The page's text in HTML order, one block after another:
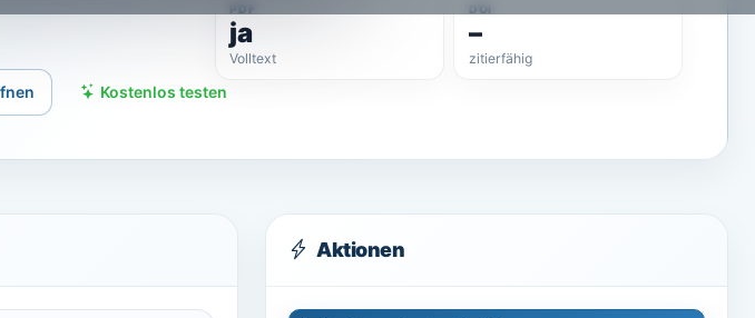
Kostenlos testen
PDF
ja
Volltext
DOI
–
zitierfähig
Aktionen